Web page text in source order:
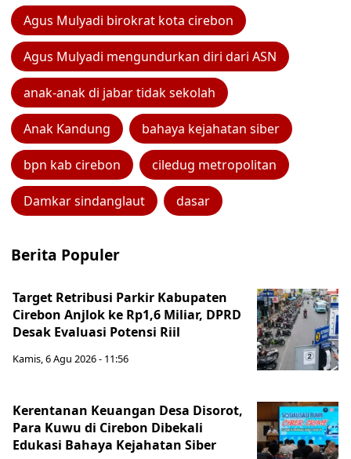
Agus Mulyadi birokrat kota cirebon
Agus Mulyadi mengundurkan diri dari ASN
anak-anak di jabar tidak sekolah
Anak Kandung bahaya kejahatan siber
bpn kab cirebon ciledug metropolitan
Damkar sindanglaut dasar
Berita Populer
Target Retribusi Parkir Kabupaten
Cirebon Anjlok ke Rp1,6 Miliar, DPRD
Desak Evaluasi Potensi Riil
Kamis, 6 Agu 2026 - 11:56
Kerentanan Keuangan Desa Disorot,
Para Kuwu di Cirebon Dibekali
Edukasi Bahaya Kejahatan Siber